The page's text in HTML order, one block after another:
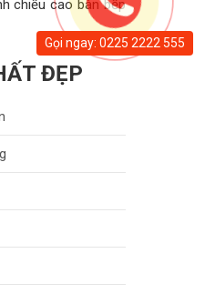
chiều cao bàn bếp
ĐẸP
Gọi ngay: 0225 2222 555